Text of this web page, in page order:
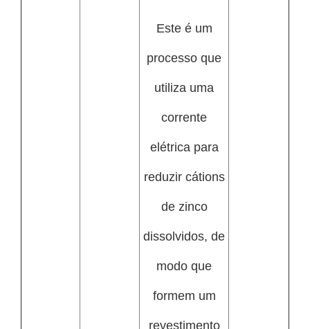
Este é um
processo que
utiliza uma
corrente
elétrica para
reduzir cátions
de zinco
dissolvidos, de
modo que
formem um
revestimento